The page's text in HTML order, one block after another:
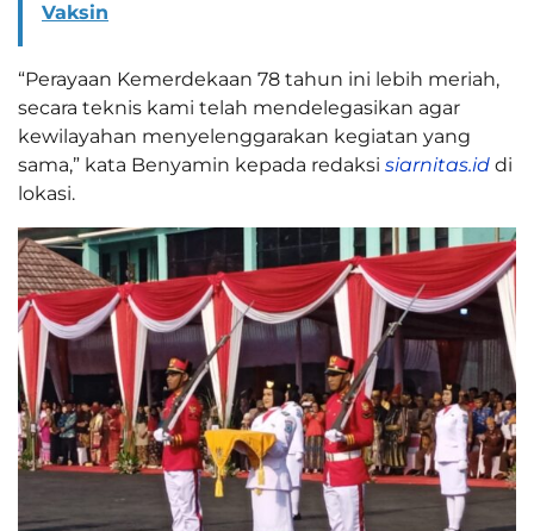
Vaksin
“Perayaan Kemerdekaan 78 tahun ini lebih meriah,
secara teknis kami telah mendelegasikan agar
kewilayahan menyelenggarakan kegiatan yang
sama,” kata Benyamin kepada redaksi siarnitas.id di
lokasi.